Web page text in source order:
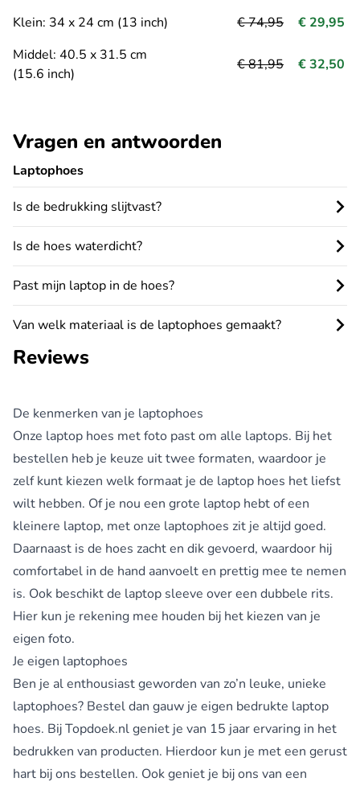
Vragen en antwoorden
Laptophoes
Is de bedrukking slijtvast?
Is de hoes waterdicht?
Past mijn laptop in de hoes?
Van welk materiaal is de laptophoes gemaakt?
Klein: 34 x 24 cm (13 inch)
Middel: 40.5 x 31.5 cm
(15.6 inch)
€ 74,95
€ 81,95
€ 29,95
€ 32,50
Reviews
De kenmerken van je laptophoes
Onze laptop hoes met foto past om alle laptops. Bij het
bestellen heb je keuze uit twee formaten, waardoor je
zelf kunt kiezen welk formaat je de laptop hoes het liefst
wilt hebben. Of je nou een grote laptop hebt of een
kleinere laptop, met onze laptophoes zit je altijd goed.
Daarnaast is de hoes zacht en dik gevoerd, waardoor hij
comfortabel in de hand aanvoelt en prettig mee te nemen
is. Ook beschikt de laptop sleeve over een dubbele rits.
Hier kun je rekening mee houden bij het kiezen van je
eigen foto.
Je eigen laptophoes
Ben je al enthousiast geworden van zo’n leuke, unieke
laptophoes? Bestel dan gauw je eigen bedrukte laptop
hoes. Bij Topdoek.nl geniet je van 15 jaar ervaring in het
bedrukken van producten. Hierdoor kun je met een gerust
hart bij ons bestellen. Ook geniet je bij ons van een